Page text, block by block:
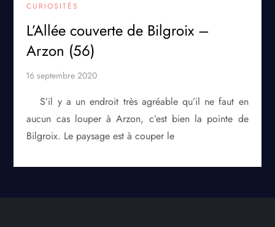
CURIOSITÉS
L’Allée couverte de Bilgroix –
Arzon (56)
S’il y a un endroit très agréable qu’il ne faut en
aucun cas louper à Arzon, c’est bien la pointe de
Bilgroix. Le paysage est à couper le